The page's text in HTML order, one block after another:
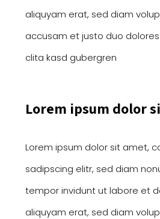
aliquyam erat, sed diam
accusam et justo duo
clita kasd gubergren
Lorem ipsum dolor
Lorem ipsum dolor sit amet,
sadipscing elitr, sed diam
tempor invidunt ut labore et
aliquyam erat, sed diam